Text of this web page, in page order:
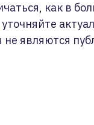
как в
являются